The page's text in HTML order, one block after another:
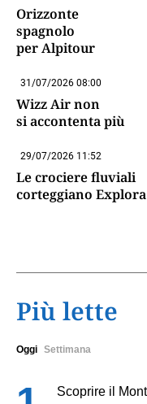
Orizzonte
spagnolo
per Alpitour
31/07/2026 08:00
Wizz Air non
si accontenta più
29/07/2026 11:52
Le crociere fluviali
corteggiano Explora
Più lette
Oggi Settimana
Scoprire il